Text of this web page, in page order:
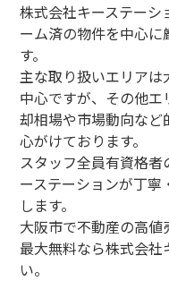
株式会社キーステーシ
ーム済の物件を中心
す。
主な取り扱いエリア
中心ですが、その他
却相場や市場動向な
心がけております。
スタッフ全員有資格
ーステーションが丁
します。
大阪市で不動産の高
最大無料なら株式会社
い。